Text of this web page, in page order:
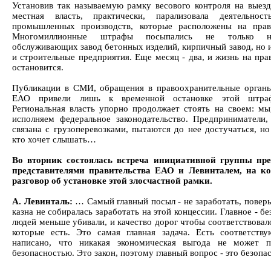
Установив так называемую рамку весового контроля на
местная власть, практически, парализовала
промышленных производств, которые расположены на
Многомиллионные штрафы посыпались не только
обслуживающих завод бетонных изделий, кирпичный завод, но
и строительные предприятия. Еще месяц - два, и жизнь на
остановится.
Публикации в СМИ, обращения в правоохранительные
ЕАО привели лишь к временной остановке этой
Региональная власть упорно продолжает стоять на своем:
исполняем федеральное законодательство.
связана с грузоперевозками, пытаются до нее достучаться,
кто хочет слышать…
Во вторник состоялась встреча инициативной группы
представителями правительства ЕАО и Левинталем, на
разговор об установке этой злосчастной рамки.
А. Левинталь: … Самый главный посыл - не заработать,
казна не собиралась заработать на этой концессии. Главное -
людей меньше убивали, и качество дорог чтобы
которые есть. Это самая главная задача. Есть
написано, что никакая экономическая выгода не может
безопасностью. Это закон, поэтому главный вопрос - это